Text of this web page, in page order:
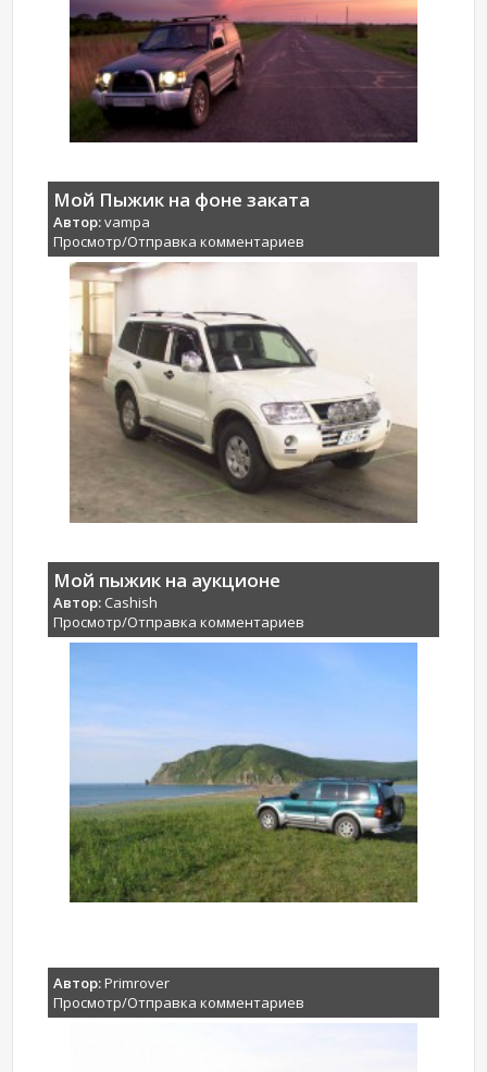
Мой Пыжик на фоне заката
Автор:vampa
Просмотр/Отправка комментариев
Мой пыжик на аукционе
Автор: Cashish
Просмотр/Отправка комментариев
Автор:Primrover
Просмотр/Отправка комментариев